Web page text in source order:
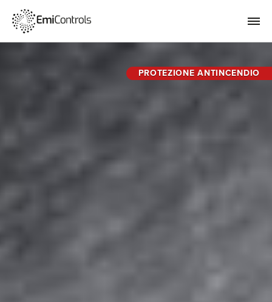
PROTEZIONE ANTINCENDIO